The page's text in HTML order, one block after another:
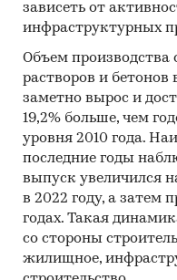
зависеть от
инфраструктурных
Объем производства
растворов и бетонов
заметно вырос и
19,2% больше, чем
уровня 2010 года.
последние годы
выпуск увеличился
в 2022 году, а затем
годах. Такая
со стороны
жилищное,